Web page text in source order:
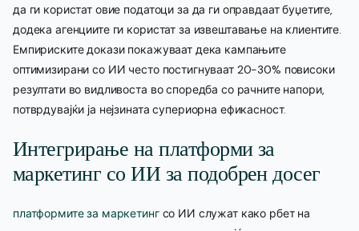
да ги користат овие податоци за да ги оправдаат буџетите,
додека агенциите ги користат за извештавање на клиентите.
Емпириските докази покажуваат дека кампањите
оптимизирани со ИИ често постигнуваат 20-30% повисоки
резултати во видливоста во споредба со рачните напори,
потврдувајќи ја нејзината супериорна ефикасност.
Интегрирање на платформи за
маркетинг со ИИ за подобрен досег
платформите за маркетингсо ИИ служат како рбет на